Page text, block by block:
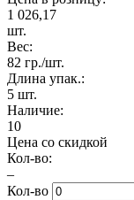
1 026,17
шт.
Вес:
82 гр./шт.
Длина упак.:
5 шт.
Наличие:
10
Цена со скидкой
Кол-во:
–
Кол-во